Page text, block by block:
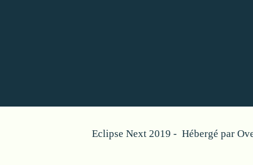
Eclipse Next 2019 - Hébergé par